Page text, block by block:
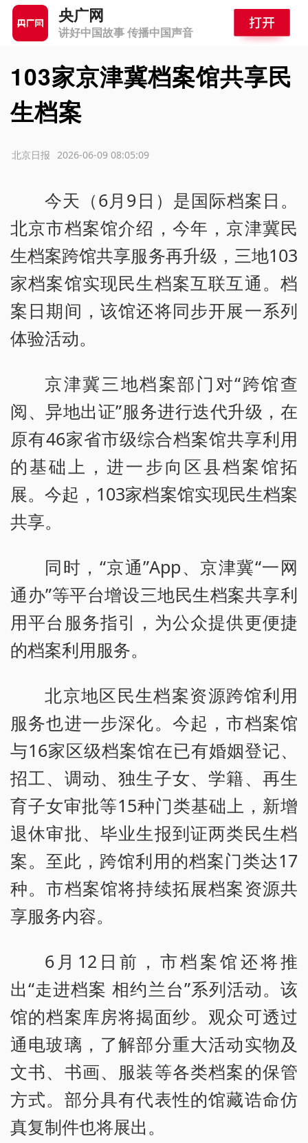
央广网
讲好中国故事 传播中国声音
103家京津冀档案馆共享民
生档案
2026-06-09 08:05:09
北京日报
今天（6月9日）是国际档案日。
北京市档案馆介绍，今年，京津冀民
生档案跨馆共享服务再升级，三地103
家档案馆实现民生档案互联互通。档
案日期间，该馆还将同步开展一系列
体验活动。
京津冀三地档案部门对“跨馆查
阅、异地出证”服务进行迭代升级，在
原有46家省市级综合档案馆共享利用
的基础上，进一步向区县档案馆拓
展。今起，103家档案馆实现民生档案
共享。
同时，“京通”App、京津冀“一网
通办”等平台增设三地民生档案共享利
用平台服务指引，为公众提供更便捷
的档案利用服务。
北京地区民生档案资源跨馆利用
服务也进一步深化。今起，市档案馆
与16家区级档案馆在已有婚姻登记、
招工、调动、独生子女、学籍、再生
育子女审批等15种门类基础上，新增
退休审批、毕业生报到证两类民生档
案。至此，跨馆利用的档案门类达17
种。市档案馆将持续拓展档案资源共
享服务内容。
6月12日前，市档案馆还将推
出“走进档案 相约兰台”系列活动。该
馆的档案库房将揭面纱。观众可透过
通电玻璃，了解部分重大活动实物及
文书、书画、服装等各类档案的保管
方式。部分具有代表性的馆藏诰命仿
真复制件也将展出。